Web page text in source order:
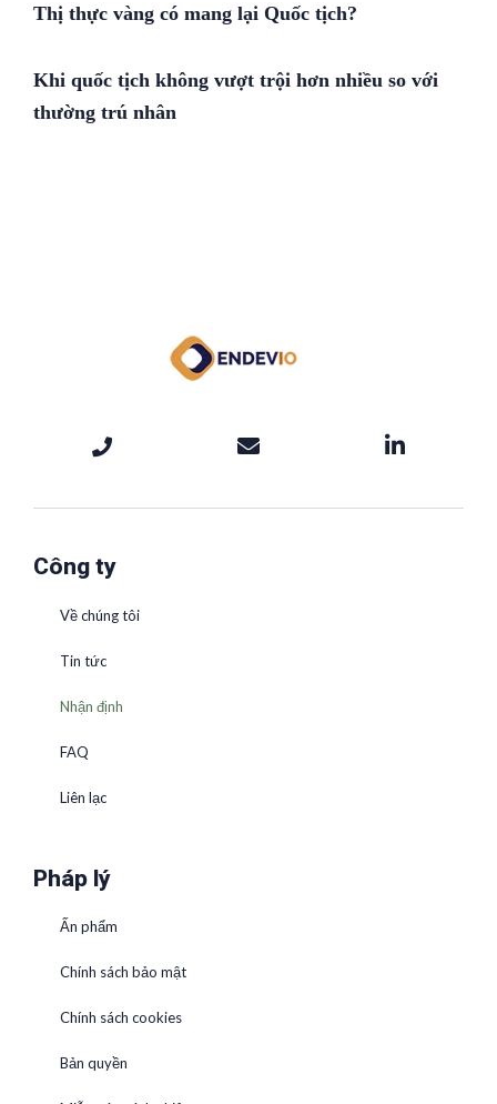
Thị thực vàng có mang lại Quốc tịch?
Khi quốc tịch không vượt trội hơn nhiều so với
thường trú nhân
Công ty
Về chúng tôi
Tin tức
Nhận định
FAQ
Liên lạc
Pháp lý
Ấn phẩm
Chính sách bảo mật
Chính sách cookies
Bản quyền